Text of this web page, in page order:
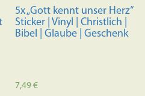
5x „Gott kennt unser Herz“
Sticker | Vinyl | Christlich |
Bibel | Glaube | Geschenk
7,49€